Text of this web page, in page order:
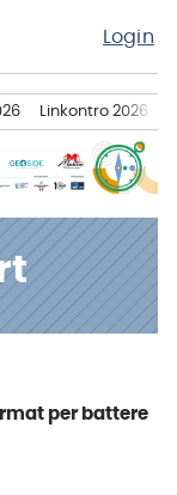
Login
Linkontro 2026
per battere